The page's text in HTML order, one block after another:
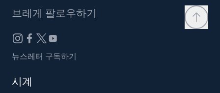
브레게 팔로우하기
뉴스레터 구독하기
시계